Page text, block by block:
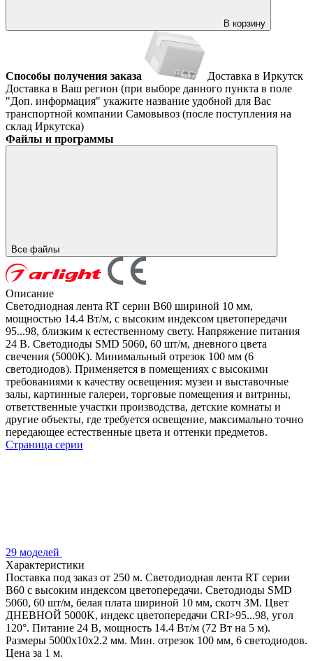
В корзину
Способы получения заказа
Доставка в Иркутск
Доставка в Ваш регион (при выборе данного пункта в поле
"Доп. информация" укажите название удобной для Вас
транспортной компании Самовывоз (после поступления на
склад Иркутска)
Файлы и программы
Все файлы
Описание
Светодиодная лента RT серии B60 шириной 10 мм,
мощностью 14.4 Вт/м, с высоким индексом цветопередачи
95...98, близким к естественному свету. Напряжение питания
24 В. Светодиоды SMD 5060, 60 шт/м, дневного цвета
свечения (5000K). Минимальный отрезок 100 мм (6
светодиодов). Применяется в помещениях с высокими
требованиями к качеству освещения: музеи и выставочные
залы, картинные галереи, торговые помещения и витрины,
ответственные участки производства, детские комнаты и
другие объекты, где требуется освещение, максимально точно
передающее естественные цвета и оттенки предметов.
Страница серии
29 моделей
Характеристики
Поставка под заказ от 250 м. Светодиодная лента RT серии
B60 с высоким индексом цветопередачи. Светодиоды SMD
5060, 60 шт/м, белая плата шириной 10 мм, скотч 3М. Цвет
ДНЕВНОЙ 5000K, индекс цветопередачи CRI>95...98, угол
120°. Питание 24 В, мощность 14.4 Вт/м (72 Вт на 5 м).
Размеры 5000х10х2.2 мм. Мин. отрезок 100 мм, 6 светодиодов.
Цена за 1 м.